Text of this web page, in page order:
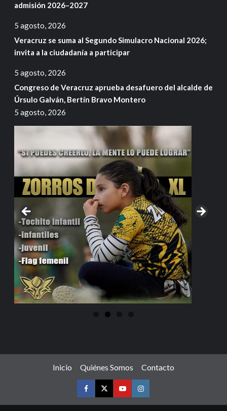
admisión 2026–2027
5 agosto, 2026
Veracruz se suma al Segundo Simulacro Nacional 2026;
invita a la ciudadanía a participar
5 agosto, 2026
Congreso de Veracruz aprueba desafuero del alcalde de
Úrsulo Galván, Bertín Bravo Montero
5 agosto, 2026
Inicio Quiénes Somos Contacto